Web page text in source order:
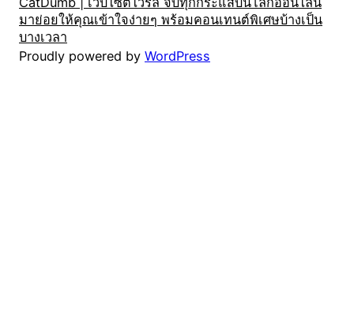
มาย่อยให้คุณเข้าใจง่ายๆ พร้อมคอนเทนต์พิเศษบ้างเป็น
บางเวลา
Proudly powered by WordPress